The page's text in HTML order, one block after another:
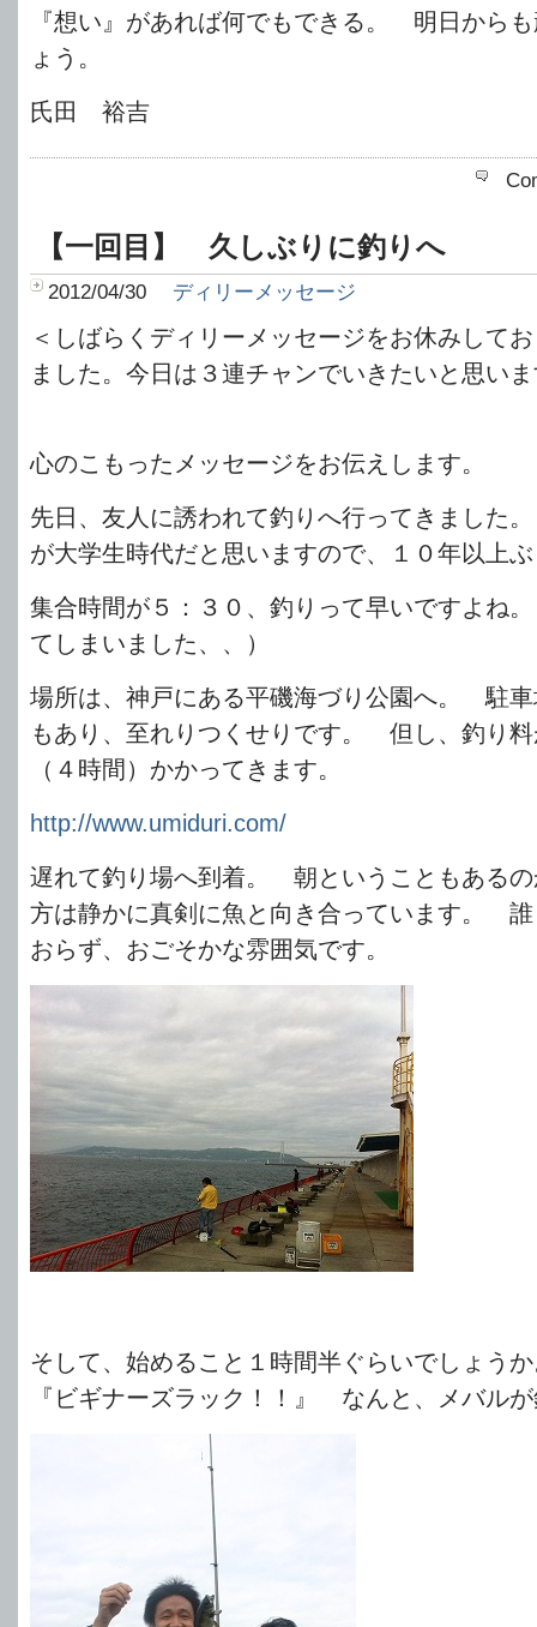
『想い』があれば何でもできる。 明日から
ょう。
氏田 裕吉
【一回目】 久しぶりに釣りへ
2012/04/30 ディリーメッセージ
＜しばらくディリーメッセージをお休みして
ました。今日は３連チャンでいきたいと思い
心のこもったメッセージをお伝えします。
先日、友人に誘われて釣りへ行ってきました
が大学生時代だと思いますので、１０年以上
集合時間が５：３０、釣りって早いですよね
てしまいました、、）
場所は、神戸にある平磯海づり公園へ。 駐
もあり、至れりつくせりです。 但し、釣り
（４時間）かかってきます。
http://www.umiduri.com/
遅れて釣り場へ到着。 朝ということもある
方は静かに真剣に魚と向き合っています。
おらず、おごそかな雰囲気です。
そして、始めること１時間半ぐらいでしょう
『ビギナーズラック！！』 なんと、メバル